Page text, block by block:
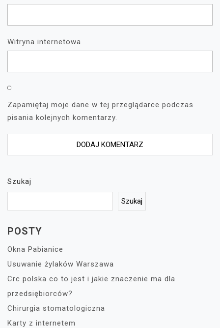
Witryna internetowa
Zapamiętaj moje dane w tej przeglądarce podczas
pisania kolejnych komentarzy.
Szukaj
Szukaj
POSTY
Okna Pabianice
Usuwanie żylaków Warszawa
Crc polska co to jest i jakie znaczenie ma dla
przedsiębiorców?
Chirurgia stomatologiczna
Karty z internetem